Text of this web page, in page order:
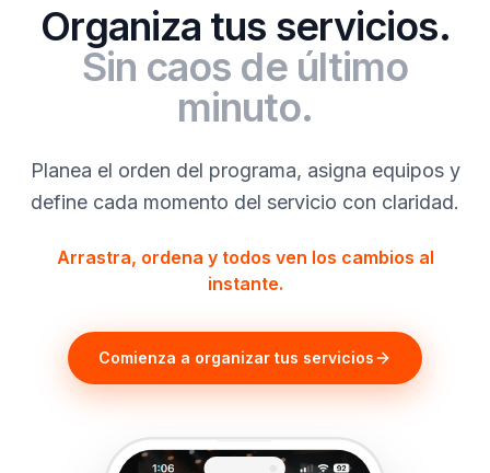
Organiza tus servicios.
Sin caos de último
minuto.
Planea el orden del programa, asigna equipos y
define cada momento del servicio con claridad.
Arrastra, ordena y todos ven los cambios al
instante.
Comienza a organizar tus servicios